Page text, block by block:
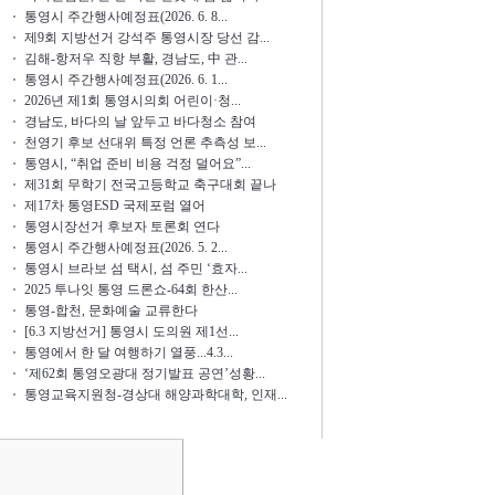
통영시 주간행사예정표(2026. 6. 8...
제9회 지방선거 강석주 통영시장 당선 감...
김해-항저우 직항 부활, 경남도, 中 관...
통영시 주간행사예정표(2026. 6. 1...
2026년 제1회 통영시의회 어린이·청...
경남도, 바다의 날 앞두고 바다청소 참여
천영기 후보 선대위 특정 언론 추측성 보...
통영시, “취업 준비 비용 걱정 덜어요”...
제31회 무학기 전국고등학교 축구대회 끝나
제17차 통영ESD 국제포럼 열어
통영시장선거 후보자 토론회 연다
통영시 주간행사예정표(2026. 5. 2...
통영시 브라보 섬 택시, 섬 주민 ‘효자...
2025 투나잇 통영 드론쇼-64회 한산...
통영-합천, 문화예술 교류한다
[6.3 지방선거] 통영시 도의원 제1선...
통영에서 한 달 여행하기 열풍...4.3...
‘제62회 통영오광대 정기발표 공연’성황...
통영교육지원청-경상대 해양과학대학, 인재...